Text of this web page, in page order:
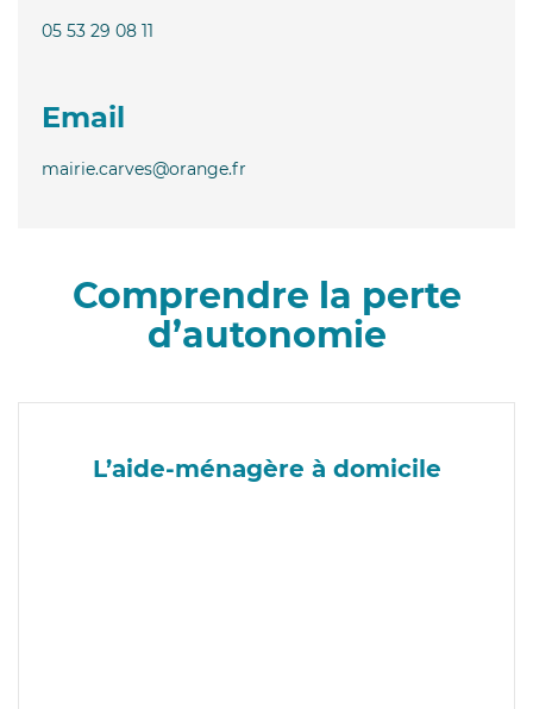
05 53 29 08 11
Email
mairie.carves@orange.fr
Comprendre la perte
d’autonomie
L’aide-ménagère à domicile